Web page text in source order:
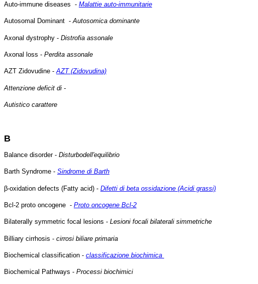
Auto-immune diseases - Malattie auto-immunitarie
Autosomal Dominant -Autosomica dominante
Axonal dystrophy - Distrofia assonale
Axonal loss - Perdita assonale
AZT Zidovudine -AZT (Zidovudina)
Attenzione deficit di -
Autistico carattere
B
Balance disorder - Disturbodell'equilibrio
Barth Syndrome - Sindrome di Barth
β-oxidation defects (Fatty acid) - Difetti di beta ossidazione (Acidi grassi)
Bcl-2 proto oncogene - Proto oncogene Bcl-2
Bilaterally symmetric focal lesions - Lesioni focali bilaterali simmetriche
Billiary cirrhosis - cirrosi biliare primaria
Biochemical classification - classificazione biochimica
Biochemical Pathways - Processi biochimici